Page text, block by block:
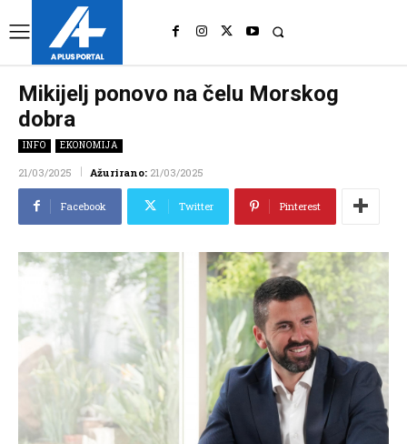
Mikijelj ponovo na čelu Morskog
dobra
INFO EKONOMIJA
21/03/2025 Ažurirano: 21/03/2025
Facebook Twitter Pinterest